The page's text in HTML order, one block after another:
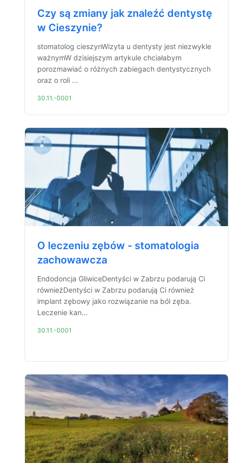
Czy są zmiany jak znaleźć dentystę
w Cieszynie?
stomatolog cieszynWizyta u dentysty jest niezwykle
ważnymW dzisiejszym artykule chciałabym
porozmawiać o różnych zabiegach dentystycznych
oraz o roli ...
30.11.-0001
O leczeniu zębów - stomatologia
zachowawcza
Endodoncja GliwiceDentyści w Zabrzu podarują Ci
równieżDentyści w Zabrzu podarują Ci również
implant zębowy jako rozwiązanie na ból zęba.
Leczenie kan...
30.11.-0001